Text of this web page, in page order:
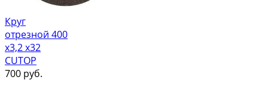
Круг
отрезной 400
х3,2 х32
CUTOP
700 руб.